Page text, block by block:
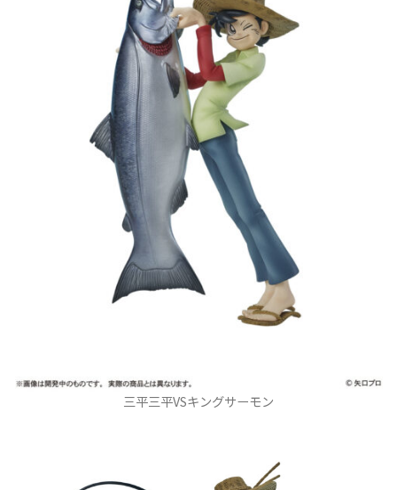
三平三平VSキングサーモン